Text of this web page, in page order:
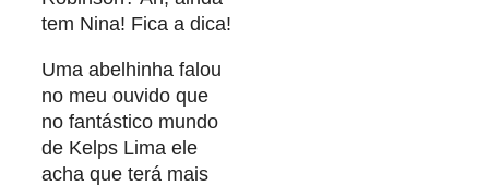
tem Nina! Fica a dica!
Uma abelhinha falou
no meu ouvido que
no fantástico mundo
de Kelps Lima ele
acha que terá mais